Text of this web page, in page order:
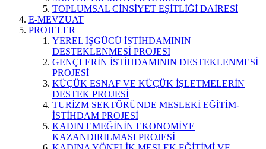
TOPLUMSAL CİNSİYET EŞİTLİĞİ DAİRESİ
E-MEVZUAT
PROJELER
YEREL İŞGÜCÜ İSTİHDAMININ
DESTEKLENMESİ PROJESİ
GENÇLERİN İSTİHDAMININ DESTEKLENMESİ
PROJESİ
KÜÇÜK ESNAF VE KÜÇÜK İŞLETMELERİN
DESTEK PROJESİ
TURİZM SEKTÖRÜNDE MESLEKİ EĞİTİM-
İSTİHDAM PROJESİ
KADIN EMEĞİNİN EKONOMİYE
KAZANDIRILMASI PROJESİ